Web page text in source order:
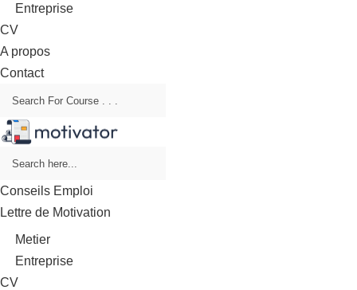
Entreprise
CV
A propos
Contact
Conseils Emploi
Lettre de Motivation
Metier
Entreprise
CV